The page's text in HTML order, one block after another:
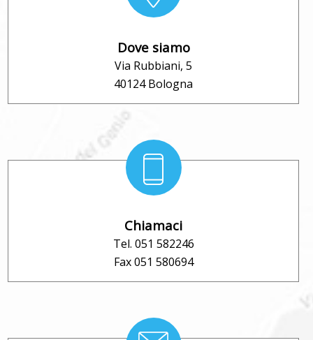
Dove siamo
Via Rubbiani, 5
40124 Bologna
Chiamaci
Tel. 051 582246
Fax 051 580694